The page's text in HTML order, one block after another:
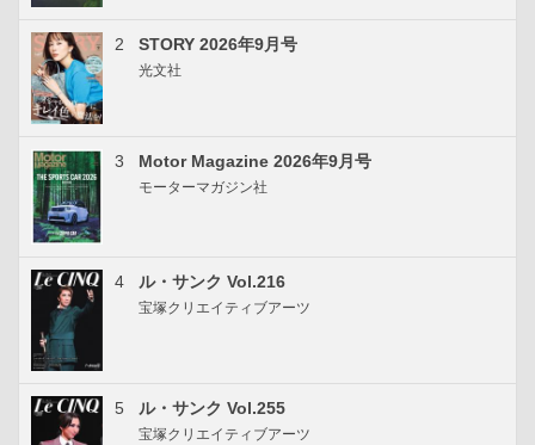
2 STORY 2026年9月号
光文社
3 Motor Magazine 2026年9月号
モーターマガジン社
4 ル・サンク Vol.216
宝塚クリエイティブアーツ
5 ル・サンク Vol.255
宝塚クリエイティブアーツ